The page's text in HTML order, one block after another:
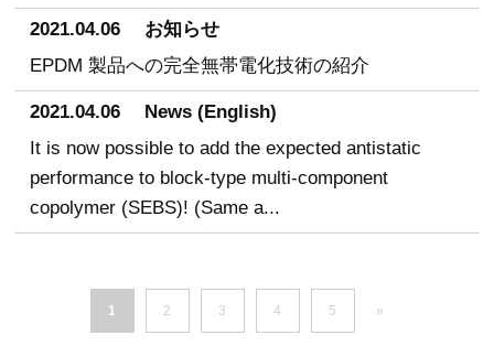
2021.04.06
お知らせ
EPDM 製品への完全無帯電化技術の紹介
2021.04.06
News (English)
It is now possible to add the expected antistatic
performance to block-type multi-component
copolymer (SEBS)! (Same a...
1 2 3 4 5 »